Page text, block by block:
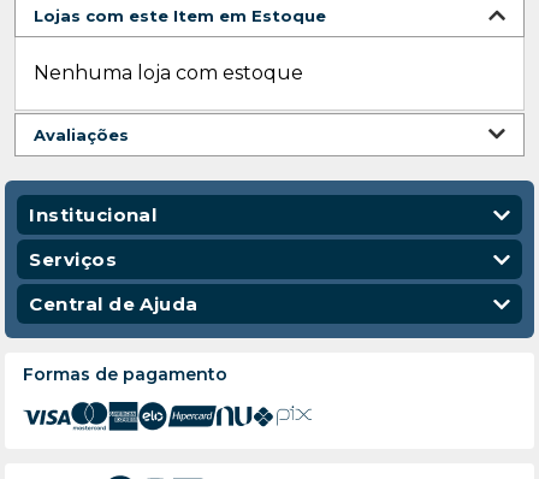
Volvo
FM 12 420
-
Volvo
VM 310
Lojas com este Item em Estoque
Nenhuma loja com estoque
Avaliações
Institucional
Quem Somos
Nossas Lojas
Código de Conduta
Serviços
Vendas Corporativas
Entregas
Central de Ajuda
Política de Privacidade
Política de Troca e Devolução
Política de Frete e Entrega
Atendimento
Formas de pagamento